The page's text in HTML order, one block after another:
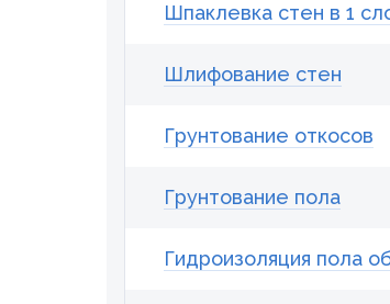
Шпаклевка стен в 1
Шлифование стен
Грунтование откосов
Грунтование пола
Гидроизоляция пола